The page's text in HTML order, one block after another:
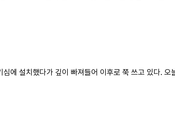
에 설치했다가 깊이 빠져들어 이후로 쭉 쓰고 있다.